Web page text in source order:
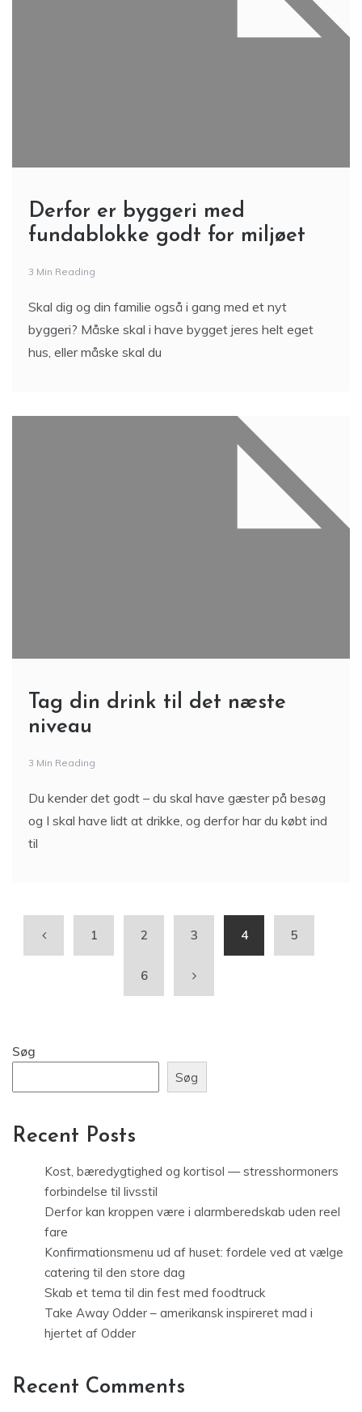
Derfor er byggeri med
fundablokke godt for miljøet
3 Min Reading
Skal dig og din familie også i gang med et nyt
byggeri? Måske skal i have bygget jeres helt eget
hus, eller måske skal du
Tag din drink til det næste
niveau
3 Min Reading
Du kender det godt – du skal have gæster på besøg
og I skal have lidt at drikke, og derfor har du købt ind
til
1 2 3 4 5
6
Søg
Søg
Recent Posts
Kost, bæredygtighed og kortisol — stresshormoners
forbindelse til livsstil
Derfor kan kroppen være i alarmberedskab uden reel
fare
Konfirmationsmenu ud af huset: fordele ved at vælge
catering til den store dag
Skab et tema til din fest med foodtruck
Take Away Odder – amerikansk inspireret mad i
hjertet af Odder
Recent Comments